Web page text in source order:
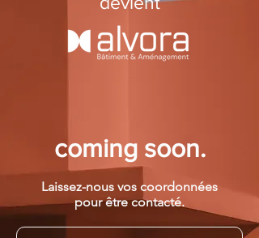
coming soon.
Laissez-nous vos coordonnées
pour être contacté.